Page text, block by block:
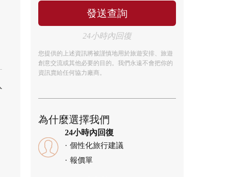
24小時內回復
您提供的上述資訊將被謹慎地用於旅遊安排、旅遊
創意交流或其他必要的目的。我們永遠不會把你的
資訊賣給任何協力廠商。
為什麼選擇我們
24小時內回復
個性化旅行建議
報價單